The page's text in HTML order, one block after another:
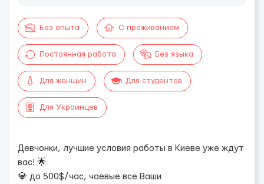
Без опыта С проживанием
Постоянная работа Без языка
Для женщин Для студентов
Для Украинцев
Девчонки, лучшие условия работы в Киеве уже ждут
вас! 🌟
💎 до 500$/час, чаевые все Ваши